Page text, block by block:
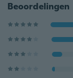
Beoordelingen